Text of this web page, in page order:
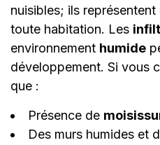
nuisibles; ils
toute habitation. Les
environnement humide
développement. Si vous
que :
Présence de
Des murs humides et